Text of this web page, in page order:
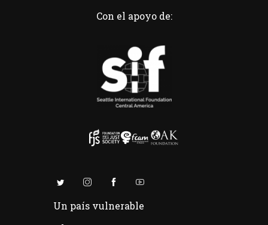
Con el apoyo de:
Un país vulnerable